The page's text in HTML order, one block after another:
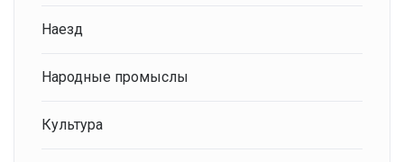
Наезд
Народные промыслы
Культура